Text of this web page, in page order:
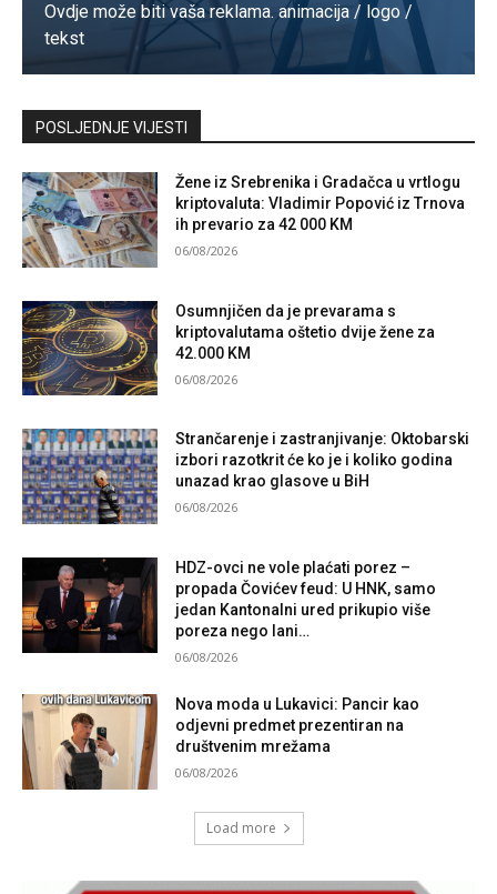
Ovdje može biti vaša reklama. animacija / logo /
tekst
Kontaktirajte nas
POSLJEDNJE VIJESTI
Žene iz Srebrenika i Gradačca u vrtlogu
kriptovaluta: Vladimir Popović iz Trnova
ih prevario za 42 000 KM
06/08/2026
Osumnjičen da je prevarama s
kriptovalutama oštetio dvije žene za
42.000 KM
06/08/2026
Strančarenje i zastranjivanje: Oktobarski
izbori razotkrit će ko je i koliko godina
unazad krao glasove u BiH
06/08/2026
HDZ-ovci ne vole plaćati porez –
propada Čovićev feud: U HNK, samo
jedan Kantonalni ured prikupio više
poreza nego lani…
06/08/2026
Nova moda u Lukavici: Pancir kao
odjevni predmet prezentiran na
društvenim mrežama
06/08/2026
Load more